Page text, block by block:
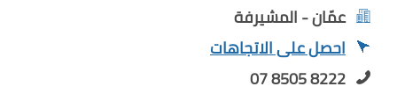
عمّان - المشيرفة
احصل على الاتجاهات
07 8505 8222